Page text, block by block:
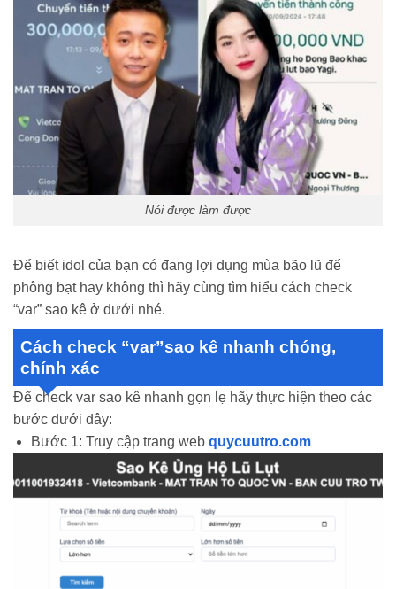
Nói được làm được
Để biết idol của bạn có đang lợi dụng mùa bão lũ để
phông bạt hay không thì hãy cùng tìm hiểu cách check
“var” sao kê ở dưới nhé.
Cách check “var”sao kê nhanh chóng,
chính xác
Để check var sao kê nhanh gọn lẹ hãy thực hiện theo các
bước dưới đây:
Bước 1: Truy cập trang web quycuutro.com